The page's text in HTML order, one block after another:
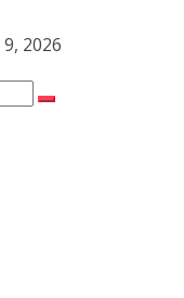
2026